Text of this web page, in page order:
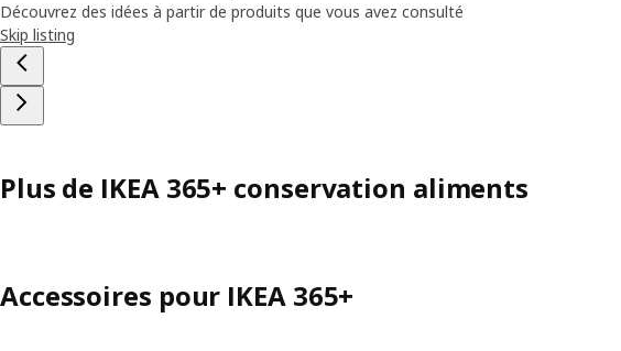
Découvrez des idées à partir de produits que vous avez consulté
Skip listing
Plus de IKEA 365+ conservation aliments
Accessoires pour IKEA 365+